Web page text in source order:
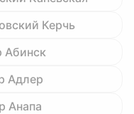
Керчь
Абинск
Адлер
Анапа